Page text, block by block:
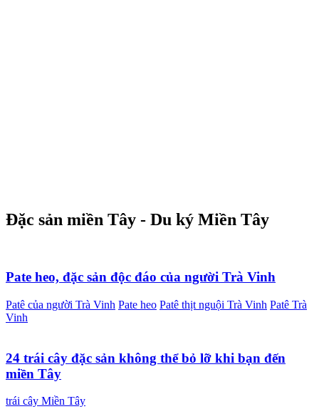
Đặc sản miền Tây - Du ký Miền Tây
Pate heo, đặc sản độc đáo của người Trà Vinh
Patê của người Trà Vinh Pate heo Patê thịt nguội Trà Vinh Patê Trà
Vinh
24 trái cây đặc sản không thể bỏ lỡ khi bạn đến
miền Tây
trái cây Miền Tây